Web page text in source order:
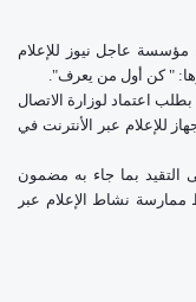
مؤسسة عاجل نيوز للإعلام
" كن أول من يعرف".
يوم 5 جويلية 2021، وتقدم بطلب اعتماد لوزارة الاتصال
كجهاز للإعلام عبر الأنترنت في
التقيد بما جاء به مضمون
ممارسة نشاط الإعلام عبر